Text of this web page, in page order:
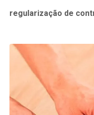
regularização de